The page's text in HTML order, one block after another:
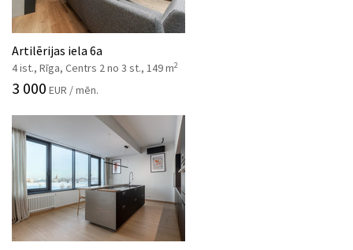
Artilērijas iela 6a
4 ist., Rīga, Centrs 2 no 3 st., 149 m2
3 000 EUR / mēn.